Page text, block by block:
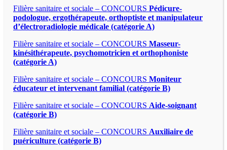
Filière sanitaire et sociale – CONCOURS Pédicure-
podologue, ergothérapeute, orthoptiste et manipulateur
d’électroradiologie médicale (catégorie A)
Filière sanitaire et sociale – CONCOURS Masseur-
kinésithérapeute, psychomotricien et orthophoniste
(catégorie A)
Filière sanitaire et sociale – CONCOURS Moniteur
éducateur et intervenant familial (catégorie B)
Filière sanitaire et sociale – CONCOURS Aide-soignant
(catégorie B)
Filière sanitaire et sociale – CONCOURS Auxiliaire de
puériculture (catégorie B)